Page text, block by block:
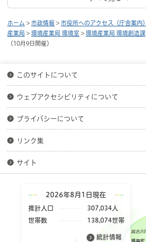
ホーム > 市政情報 > 市役所へのアクセス（庁舎案内）
産業局 > 環境産業局 環境室 > 環境産業局 環境創造課
（10月9日開催）
このサイトについて
ウェブアクセシビリティについて
プライバシーについて
リンク集
サイト
2026年8月1日現在
推計人口
307,034人
世帯数
138,074世帯
統計情報